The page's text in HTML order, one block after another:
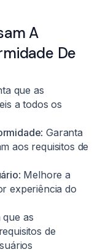
A
De
que as
a todos os
: Garanta
aos requisitos de
: Melhore a
experiência do
que as
de